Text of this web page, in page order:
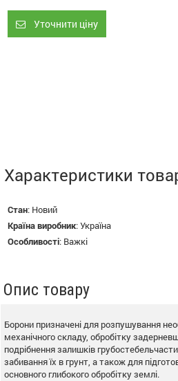
Уточнити ціну
Характеристики
Стан: Новий
Країна виробник:Україна
Особливості: Важкі
Опис товару
Борони призначені для розпушування
механічного складу, обробітку
подрібнення залишків
забивання їх в грунт, а також для
основного глибокого обробітку землі.